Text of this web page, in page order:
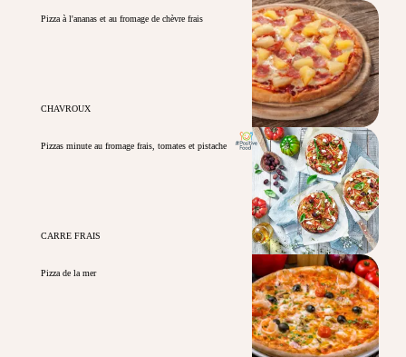
Pizza à l'ananas et au fromage de chèvre frais
CHAVROUX
Pizzas minute au fromage frais, tomates et pistache
CARRE FRAIS
Pizza de la mer